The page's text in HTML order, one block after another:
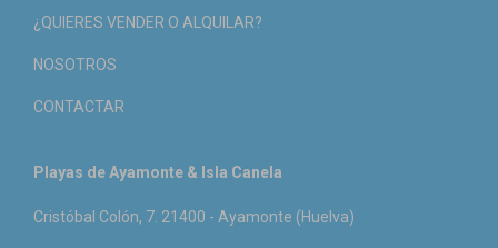
¿QUIERES VENDER O ALQUILAR?
NOSOTROS
CONTACTAR
Playas de Ayamonte & Isla Canela
Cristóbal Colón, 7. 21400 - Ayamonte (Huelva)